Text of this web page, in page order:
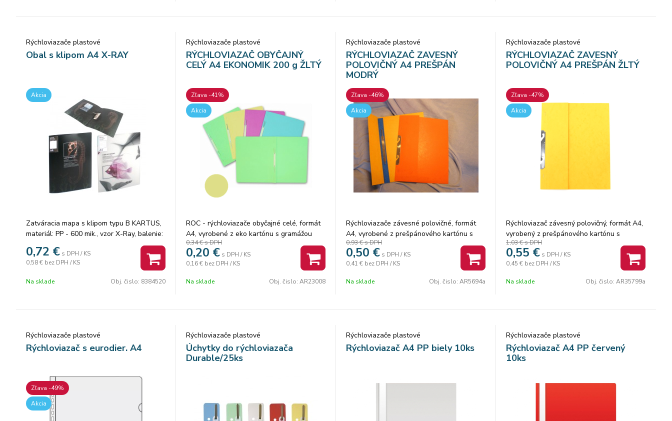
Rýchloviazače plastové
Obal s klipom A4 X-RAY
Akcia
Zatváracia mapa s klipom typu B KARTUS,
materiál: PP - 600 mik., vzor X-Ray, balenie:
1 ks vo fólii, 20 ks/ mix 2 farby v kartóne.
Cena za 1 ks.
0,72 € s DPH / KS
0,58 € bez DPH / KS
Na sklade Obj. čislo: 8384520
Rýchloviazače plastové
RÝCHLOVIAZAČ OBYČAJNÝ
CELÝ A4 EKONOMIK 200 g ŽLTÝ
Zľava -41%
Akcia
ROC - rýchloviazače obyčajné celé, formát
A4, vyrobené z eko kartónu s gramážou
200g/m2.
0,34 €s DPH
0,20 € s DPH / KS
0,16 € bez DPH / KS
Na sklade Obj. čislo: AR23008
Rýchloviazače plastové
RÝCHLOVIAZAČ ZAVESNÝ
POLOVIČNÝ A4 PREŠPÁN
MODRÝ
Zľava -46%
Akcia
Rýchloviazače závesné polovičné, formát
A4, vyrobené z prešpánového kartónu s
gramážou 350g/m2. Rôzne farby. Ilustračné
foto.
0,93 €s DPH
0,50 € s DPH / KS
0,41 € bez DPH / KS
Na sklade Obj. čislo: AR5694a
Rýchloviazače plastové
RÝCHLOVIAZAČ ZAVESNÝ
POLOVIČNÝ A4 PREŠPÁN ŽLTÝ
Zľava -47%
Akcia
Rýchloviazač závesný polovičný, formát A4,
vyrobený z prešpánového kartónu s
gramážou 350g/m2. Farba žltá. Ilustračné
foto.
1,03 €s DPH
0,55 € s DPH / KS
0,45 € bez DPH / KS
Na sklade Obj. čislo: AR35799a
Rýchloviazače plastové
Rýchloviazač s eurodier. A4
Zľava -49%
Akcia
Rýchloviazače plastové
Úchytky do rýchloviazača
Durable/25ks
Rýchloviazače plastové
Rýchloviazač A4 PP biely 10ks
Rýchloviazače plastové
Rýchloviazač A4 PP červený
10ks